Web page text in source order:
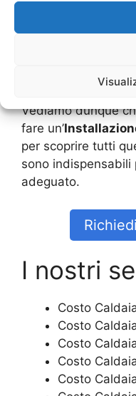
diventa necessario
più vigorosa. In
troppo
surriscaldare la
Vediamo dunque
fare un’
per scoprire tutti
sono
adeguato.
I nostri
Costo
Costo
Costo
Costo
Costo